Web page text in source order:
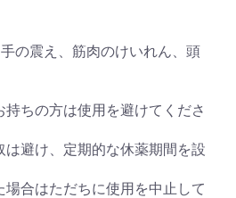
の震え、筋肉のけいれん、頭
ちの方は使用を避けてくださ
避け、定期的な休薬期間を設
合はただちに使用を中止して